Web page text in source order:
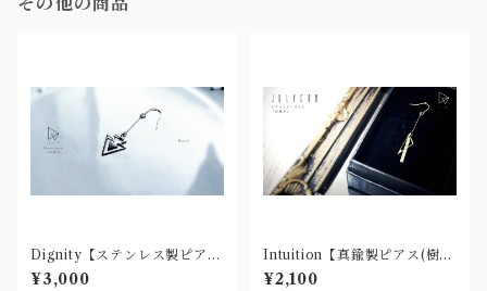
Dignity【ステンレス製ピアス
(樹脂ノンホール有)】
¥3,000
Intuition【真鍮製ピアス(樹脂
ノンホール・チタン有)】
¥2,100